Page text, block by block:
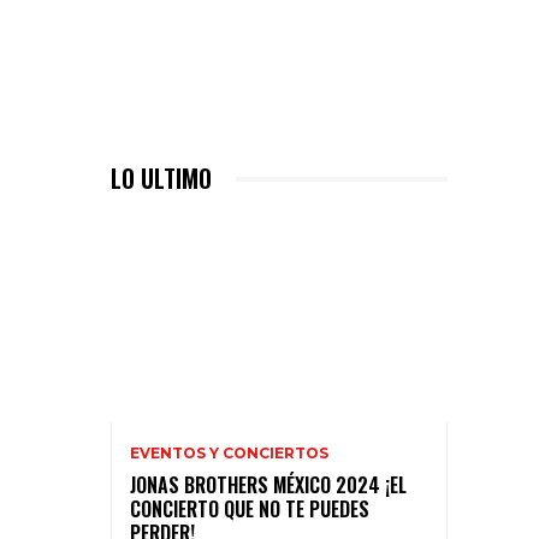
LO ULTIMO
EVENTOS Y CONCIERTOS
JONAS BROTHERS MÉXICO 2024 ¡EL
CONCIERTO QUE NO TE PUEDES
PERDER!